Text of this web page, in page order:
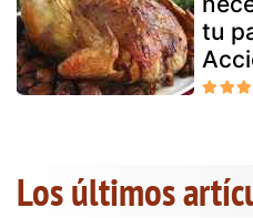
tu
Los últimos